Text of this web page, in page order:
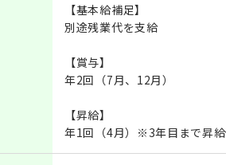
【基本給補足】
別途残業代を支給
【賞与】
年2回（7月、12月）
【昇給】
年1回（4月）※3年目まで昇